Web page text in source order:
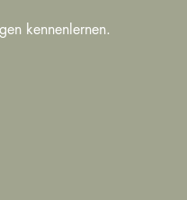
kennenlernen.